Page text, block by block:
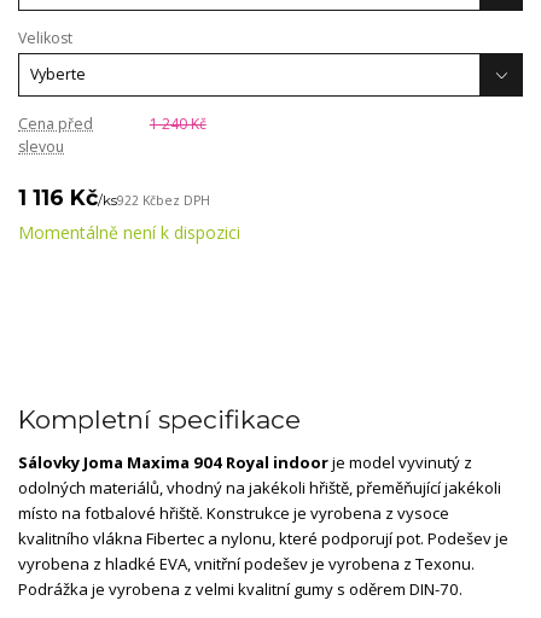
Velikost
Cena před
slevou
1 240 Kč
1 116 Kč/ks922 Kčbez DPH
Momentálně není k dispozici
Kompletní specifikace
Sálovky Joma Maxima 904 Royal indoorje model vyvinutý z
odolných materiálů, vhodný na jakékoli hřiště, přeměňující jakékoli
místo na fotbalové hřiště. Konstrukce je vyrobena z vysoce
kvalitního vlákna Fibertec a nylonu, které podporují pot. Podešev je
vyrobena z hladké EVA, vnitřní podešev je vyrobena z Texonu.
Podrážka je vyrobena z velmi kvalitní gumy s oděrem DIN-70.